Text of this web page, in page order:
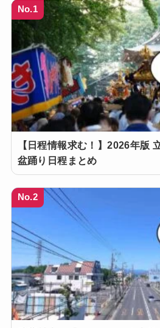
No.1
【日程情報求む！】2026年版
盆踊り日程まとめ
No.2